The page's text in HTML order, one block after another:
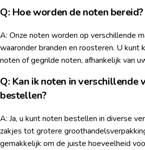
Q: Hoe worden de noten bereid?
A: Onze noten worden op verschillende
waaronder branden en roosteren. U kunt
noten of gegrilde noten, afhankelijk van
Q: Kan ik noten in verschillende
bestellen?
A: Ja, u kunt noten bestellen in diverse
zakjes tot grotere
gemakkelijk om de juiste hoeveelheid